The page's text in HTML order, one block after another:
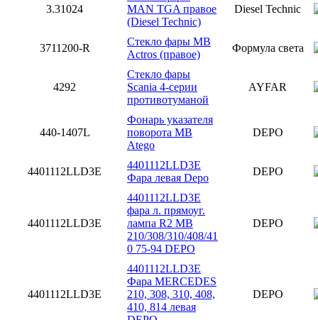
3.31024
MAN TGA правое
(Diesel Technic)
Diesel Technic
3711200-R
Стекло фары MB
Actros (правое)
Формула света
4292
Стекло фары
Scania 4-серии
противотуманой
AYFAR
440-1407L
Фонарь указателя
поворота MB
Atego
DEPO
4401112LLD3E
4401112LLD3E
Фара левая Depo
DEPO
4401112LLD3E
4401112LLD3E
фара л. прямоуг.
лампа R2 MB
210/308/310/408/41
0 75-94 DEPO
DEPO
4401112LLD3E
4401112LLD3E
Фара MERCEDES
210, 308, 310, 408,
410, 814 левая
DEPO